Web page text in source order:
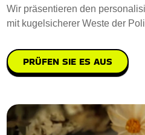
Wir präsentieren den
mit kugelsicherer Weste der
PRÜFEN SIE ES AUS